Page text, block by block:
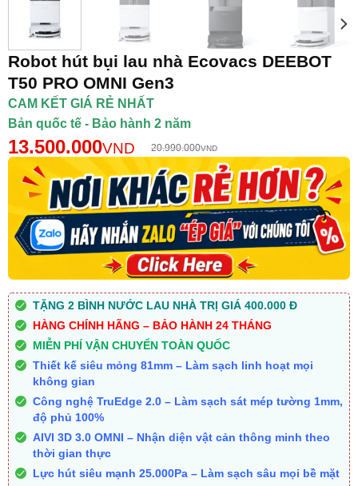
Robot hút bụi lau nhà Ecovacs DEEBOT
T50 PRO OMNI Gen3
CAM KẾT GIÁ RẺ NHẤT
Bản quốc tế - Bảo hành 2 năm
13.500.000VND 20.990.000VND
TẶNG 2 BÌNH NƯỚC LAU NHÀ TRỊ GIÁ 400.000 Đ
HÀNG CHÍNH HÃNG – BẢO HÀNH 24 THÁNG
MIỄN PHÍ VẬN CHUYỂN TOÀN QUỐC
Thiết kế siêu mỏng 81mm – Làm sạch linh hoạt mọi
không gian
Công nghệ TruEdge 2.0 – Làm sạch sát mép tường 1mm,
độ phủ 100%
AIVI 3D 3.0 OMNI – Nhận diện vật cản thông minh theo
thời gian thực
Lực hút siêu mạnh 25.000Pa – Làm sạch sâu mọi bề mặt